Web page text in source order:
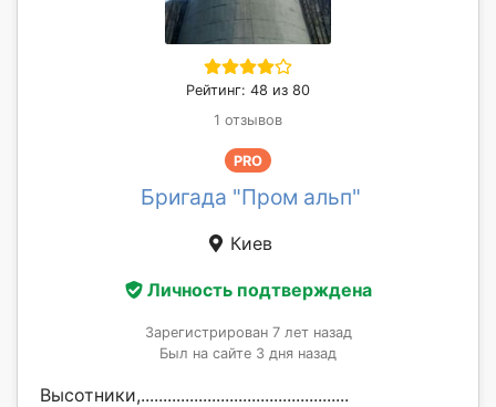
Рейтинг: 48 из 80
1 отзывов
PRO
Бригада "Пром альп"
Киев
Личность подтверждена
Зарегистрирован 7 лет назад
Был на сайте 3 дня назад
Высотники,...............................................